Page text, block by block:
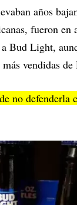
años
fueron
Bud Light,
vendidas de
no defenderla